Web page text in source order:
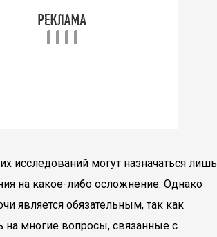
исследований могут назначаться лишь
на какое-либо осложнение. Однако
является обязательным, так как
на многие вопросы, связанные с